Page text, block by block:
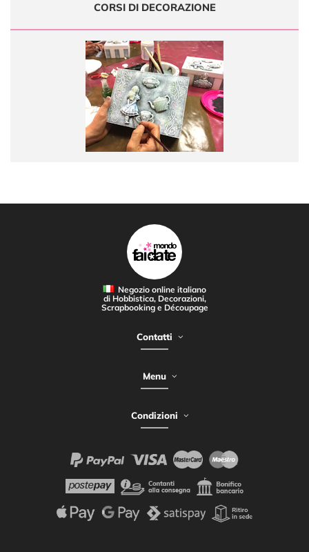
CORSI DI DECORAZIONE
Negozio online italiano
di Hobbistica, Decorazioni,
Scrapbooking e Découpage
Contatti
Menu
Condizioni